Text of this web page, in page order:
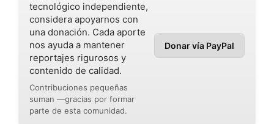
tecnológico independiente,
considera apoyarnos con
una donación. Cada aporte
nos ayuda a mantener
reportajes rigurosos y
contenido de calidad.
Contribuciones pequeñas
suman —gracias por formar
parte de esta comunidad.
Donar vía PayPal